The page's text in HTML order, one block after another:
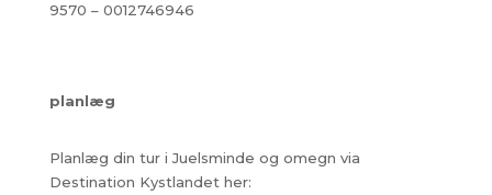
9570 – 0012746946
planlæg
Planlæg din tur i Juelsminde og omegn via
Destination Kystlandet her: